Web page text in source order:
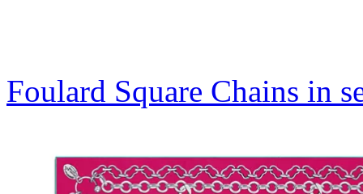
Foulard Square Chains in